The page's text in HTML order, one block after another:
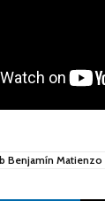
Benjamín Matienzo